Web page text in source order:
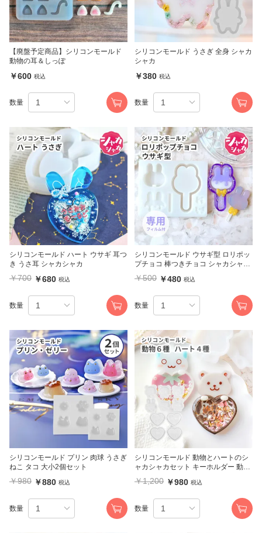
【廃盤予定商品】シリコンモールド
動物の耳＆しっぽ
￥600 税込
数量
シリコンモールド うさぎ 全身 シャカ
シャカ
￥380 税込
数量
シリコンモールド ハート ウサギ 耳つ
き うさ耳 シャカシャカ
￥700 ￥680 税込
数量
シリコンモールド ウサギ型 ロリポッ
プチョコ 棒つきチョコ シャカシャカ
専用フィルム付
￥500 ￥480 税込
数量
シリコンモールド プリン 肉球 うさぎ
ねこ タコ 大小2個セット
￥980 ￥880 税込
数量
シリコンモールド 動物とハートのシ
ャカシャカセット キーホルダー 動物
6種 ハート4種
￥1,200 ￥980 税込
数量